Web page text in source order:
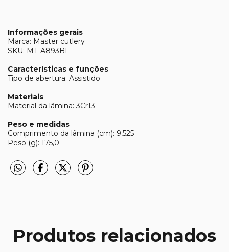
Informações gerais
Marca: Master cutlery
SKU: MT-A893BL
Características e funções
Tipo de abertura: Assistido
Materiais
Material da lâmina: 3Cr13
Peso e medidas
Comprimento da lâmina (cm): 9,525
Peso (g): 175,0
Produtos relacionados